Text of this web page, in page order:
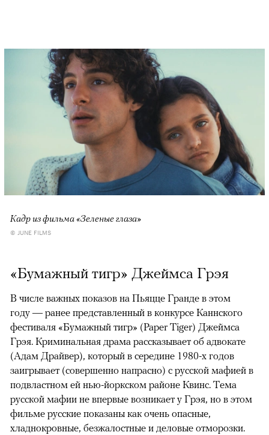
Кадр из фильма «Зеленые глаза»
© JUNE FILMS
«Бумажный тигр» Джеймса Грэя
В числе важных показов на Пьяцце Гранде в этом
году — ранее представленный в конкурсе Каннского
фестиваля «Бумажный тигр» (Paper Tiger) Джеймса
Грэя. Криминальная драма рассказывает об адвокате
(Адам Драйвер), который в середине 1980-х годов
заигрывает (совершенно напрасно) с русской мафией в
подвластном ей нью-йоркском районе Квинс. Тема
русской мафии не впервые возникает у Грэя, но в этом
фильме русские показаны как очень опасные,
хладнокровные, безжалостные и деловые отморозки.